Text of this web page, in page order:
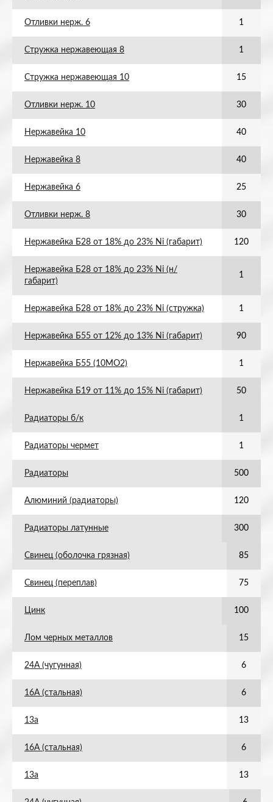
Отливки нерж. 6 1
Стружка нержавеющая 8 1
Стружка нержавеющая 10 15
Отливки нерж. 10 30
Нержавейка 10 40
Нержавейка 8 40
Нержавейка 6 25
Отливки нерж. 8 30
Нержавейка Б28 от 18% до 23% Ni (габарит) 120
Нержавейка Б28 от 18% до 23% Ni (н/
габарит)
1
Нержавейка Б28 от 18% до 23% Ni (стружка) 1
Нержавейка Б55 от 12% до 13% Ni (габарит) 90
Нержавейка Б55 (10МО2) 1
Нержавейка Б19 от 11% до 15% Ni (габарит) 50
Радиаторы б/к 1
Радиаторы чермет 1
Радиаторы 500
Алюминий (радиаторы) 120
Радиаторы латунные 300
Свинец (оболочка грязная) 85
Свинец (переплав) 75
Цинк 100
Лом черных металлов 15
24А (чугунная) 6
16А (стальная) 6
13а 13
16А (стальная) 6
13а 13